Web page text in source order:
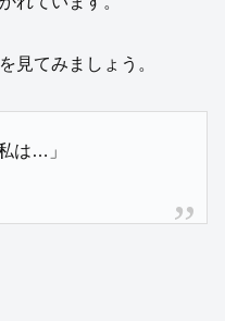
見てみましょう。
は…」